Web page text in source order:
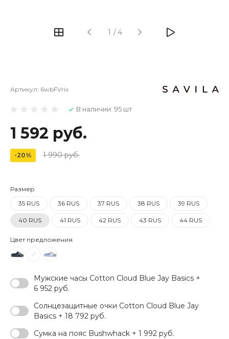
1 /4
Артикул: 6wbFVrix
В наличии: 95 шт
1 592 руб.
-20% 1 990 руб.
Размер
35 RUS
36 RUS 37 RUS 38 RUS 39 RUS
40 RUS 41 RUS 42 RUS 43 RUS 44 RUS
Цвет предложения
Мужские часы Cotton Cloud Blue Jay Basics +
6 952 руб.
Солнцезащитные очки Cotton Cloud Blue Jay
Basics + 18 792 руб.
Сумка на пояс Bushwhack + 1 992 руб.